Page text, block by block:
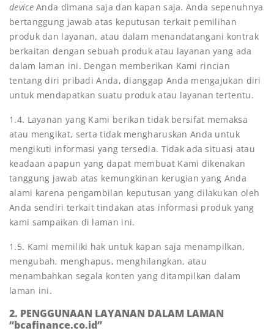
deviceAnda dimana saja dan kapan saja. Anda sepenuhnya
bertanggung jawab atas keputusan terkait pemilihan
produk dan layanan, atau dalam menandatangani kontrak
berkaitan dengan sebuah produk atau layanan yang ada
dalam laman ini. Dengan memberikan Kami rincian
tentang diri pribadi Anda, dianggap Anda mengajukan diri
untuk mendapatkan suatu produk atau layanan tertentu.
1.4. Layanan yang Kami berikan tidak bersifat memaksa
atau mengikat, serta tidak mengharuskan Anda untuk
mengikuti informasi yang tersedia. Tidak ada situasi atau
keadaan apapun yang dapat membuat Kami dikenakan
tanggung jawab atas kemungkinan kerugian yang Anda
alami karena pengambilan keputusan yang dilakukan oleh
Anda sendiri terkait tindakan atas informasi produk yang
kami sampaikan di laman ini.
1.5. Kami memiliki hak untuk kapan saja menampilkan,
mengubah, menghapus, menghilangkan, atau
menambahkan segala konten yang ditampilkan dalam
laman ini.
2. PENGGUNAAN LAYANAN DALAM LAMAN
“bcafinance.co.id”